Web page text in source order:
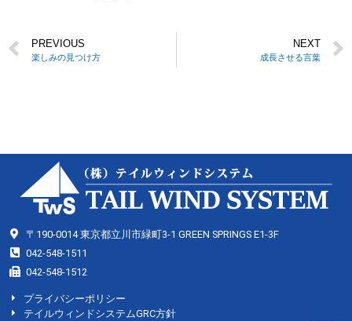
PREVIOUS
楽しみの見つけ方
NEXT
成長させる言葉
〒190-0014 東京都立川市緑町3-1 GREEN SPRINGS E1-3F
042-548-1511
042-548-1512
プライバシーポリシー
テイルウィンドシステムGRC方針